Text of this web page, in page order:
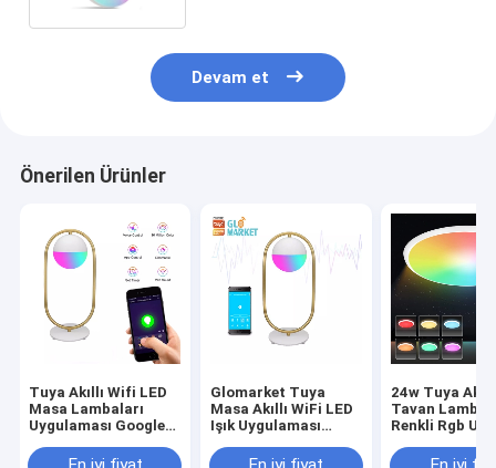
Devam et
Önerilen Ürünler
Tuya Akıllı Wifi LED
Masa Lambaları
Uygulaması Google
Kontrolü Öğrenme
Glomarket Tuya
Masa Akıllı WiFi LED
Işık Uygulaması
Koruması
24w Tuya
Tavan
Renkli Rgb
Modern Müzik